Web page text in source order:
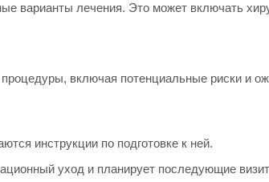
варианты лечения. Это может включать
включая потенциальные риски и
инструкции по подготовке к ней.
уход и планирует последующие